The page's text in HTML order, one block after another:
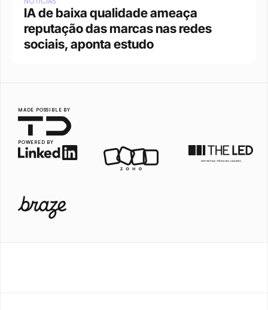
IA de baixa qualidade ameaça
reputação das marcas nas redes
sociais, aponta estudo
MADE POSSIBLE BY
POWERED BY